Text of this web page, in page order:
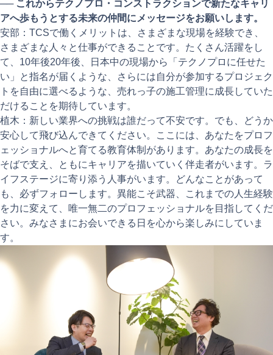
── これからテクノプロ・コンストラクションで新たなキャリ
アへ歩もうとする未来の仲間にメッセージをお願いします。
安部：TCSで働くメリットは、さまざまな現場を経験でき、
さまざまな人々と仕事ができることです。たくさん活躍をし
て、10年後20年後、日本中の現場から「テクノプロに任せた
い」と指名が届くような、さらには自分が参加するプロジェク
トを自由に選べるような、売れっ子の施工管理に成長していた
だけることを期待しています。
植木：新しい業界への挑戦は誰だって不安です。でも、どうか
安心して飛び込んできてください。ここには、あなたをプロフ
ェッショナルへと育てる教育体制があります。あなたの成長を
そばで支え、ともにキャリアを描いていく伴走者がいます。ラ
イフステージに寄り添う人事がいます。どんなことがあって
も、必ずフォローします。異能こそ武器、これまでの人生経験
を力に変えて、唯一無二のプロフェッショナルを目指してくだ
さい。みなさまにお会いできる日を心から楽しみにしていま
す。